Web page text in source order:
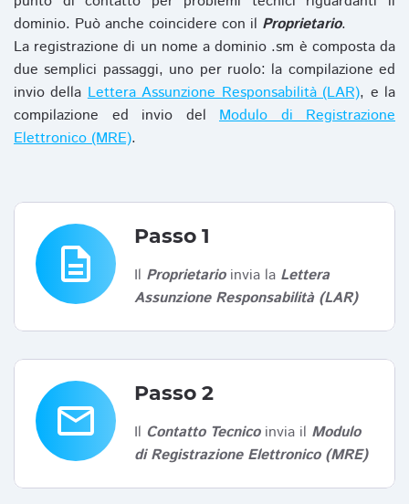
dominio. Può anche coincidere con il Proprietario.
La registrazione di un nome a dominio .sm è composta da
due semplici passaggi, uno per ruolo: la compilazione ed
invio dellaLettera Assunzione Responsabilità (LAR), e la
compilazione ed invio del Modulo di Registrazione
Elettronico (MRE).
description
Passo 1
Il Proprietarioinvia la Lettera
Assunzione Responsabilità (LAR)
email
Passo 2
Il Contatto Tecnicoinvia il Modulo
di Registrazione Elettronico (MRE)